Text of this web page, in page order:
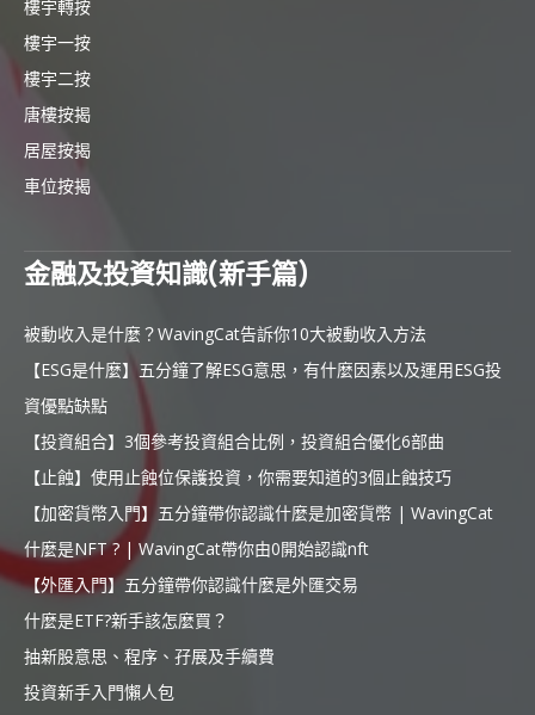
樓宇轉按
樓宇一按
樓宇二按
唐樓按揭
居屋按揭
車位按揭
金融及投資知識(新手篇)
被動收入是什麼？WavingCat告訴你10大被動收入方法
【ESG是什麼】五分鐘了解ESG意思，有什麼因素以及運用ESG投
資優點缺點
【投資組合】3個參考投資組合比例，投資組合優化6部曲
【止蝕】使用止蝕位保護投資，你需要知道的3個止蝕技巧
【加密貨幣入門】五分鐘帶你認識什麼是加密貨幣 | WavingCat
什麼是NFT ? | WavingCat帶你由0開始認識nft
【外匯入門】五分鐘帶你認識什麼是外匯交易
什麼是ETF?新手該怎麼買？
抽新股意思、程序、孖展及手續費
投資新手入門懶人包